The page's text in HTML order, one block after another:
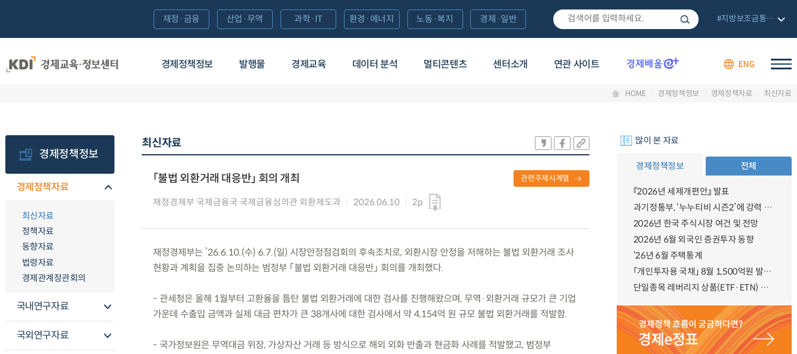
경제정책정보 발행물 경제교육 데이터 분석 멀티콘텐츠 센터소개 연관 사이트 ENG
재정·금융 산업·무역 과학·IT 환경·에너지 노동·복지 경제·일반 #지방보조금통합관리망
HOME 경제정책정보 경제정책자료 최신자료
경제정책정보
경제정책자료
최신자료
정책자료
동향자료
법령자료
경제관계장관회의
국내연구자료
국외연구자료
최신자료
「불법 외환거래 대응반」 회의 개최
재정경제부 국제금융국 국제금융심의관 외환제도과 2026.06.10 2p
관련주제시계열
재정경제부는 ’26.6.10.(수) 6.7.(일) 시장안정점검회의 후속조치로, 외환시장 안정을 저해하는 불법 외환거래 조사
현황과 계획을 집중 논의하는 범정부 「불법 외환거래 대응반」 회의를 개최했다.
- 관세청은 올해 1월부터 고환율을 틈탄 불법 외환거래에 대한 검사를 진행해왔으며, 무역·외환거래 규모가 큰 기업
가운데 수출입 금액과 실제 대금 편차가 큰 38개사에 대한 검사에서 약 4,154억 원 규모 불법 외환거래를 적발함.
- 국가정보원은 무역대금 위장, 가상자산 거래 등 방식으로 해외 외화 반출과 현금화 사례를 적발했고, 범정부
많이 본 자료
경제정책정보 전체
『2026년 세제개편안』 발표
과기정통부, ‘누누티비 시즌2’에 강력 대응 의지 밝혀
2026년 한국 주식시장 여건 및 전망
2026년 6월 외국인 증권투자 동향
‘26년 6월 주택통계
「개인투자용 국채」 8월 1,500억원 발행 예정
단일종목 레버리지 상품(ETF·ETN) 기본예탁금 강화 조기시행 방안 안내